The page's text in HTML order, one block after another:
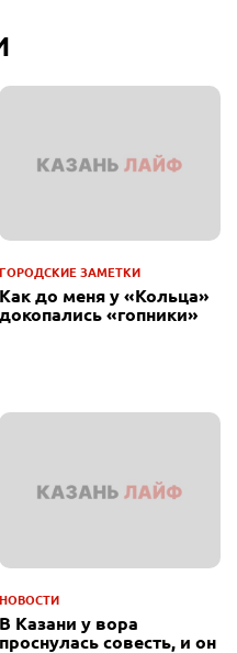
ГОРОДСКИЕ ЗАМЕТКИ
Как до меня у «Кольца»
докопались «гопники»
НОВОСТИ
В Казани у вора
проснулась совесть, и он